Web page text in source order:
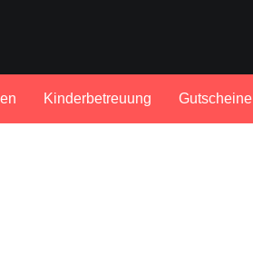
Kinderbetreuung Gutscheine